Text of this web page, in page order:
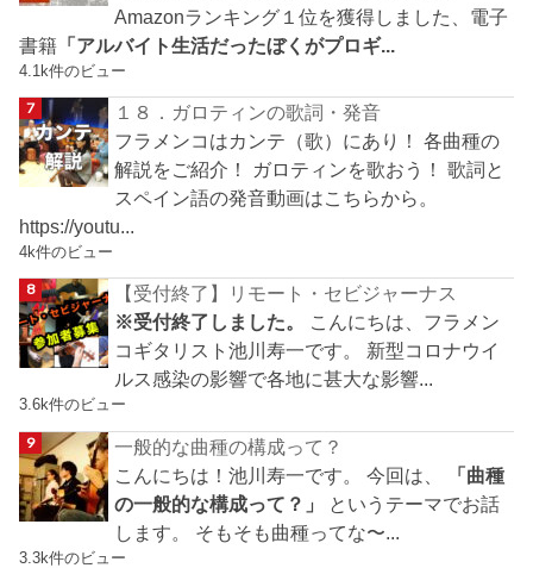
Amazonランキング１位を獲得しました、電子
書籍 「アルバイト生活だったぼくがプロギ...
4.1k件のビュー
１８．ガロティンの歌詞・発音
フラメンコはカンテ（歌）にあり！ 各曲種の
解説をご紹介！ ガロティンを歌おう！ 歌詞と
スペイン語の発音動画はこちらから。
https://youtu...
4k件のビュー
【受付終了】リモート・セビジャーナス
※受付終了しました。
こんにちは、フラメン
コギタリスト池川寿一です。 新型コロナウイ
ルス感染の影響で各地に甚大な影響...
3.6k件のビュー
一般的な曲種の構成って？
こんにちは！池川寿一です。 今回は、
「曲種
の一般的な構成って？」
というテーマでお話
します。 そもそも曲種ってな〜...
3.3k件のビュー